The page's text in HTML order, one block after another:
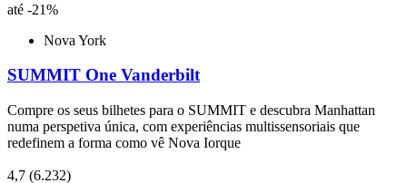
até -21%
Nova York
SUMMIT One Vanderbilt
Compre os seus bilhetes para o SUMMIT e descubra Manhattan
numa perspetiva única, com experiências multissensoriais que
redefinem a forma como vê Nova Iorque
4,7 (6.232)